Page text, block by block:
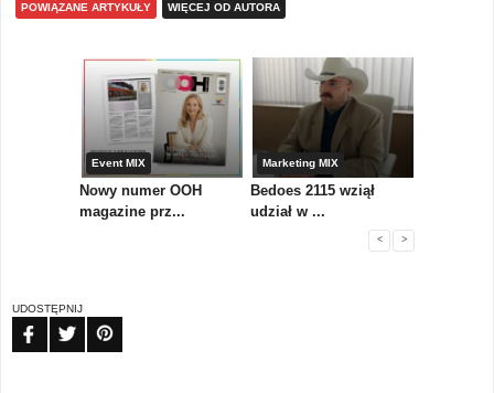
POWIĄZANE ARTYKUŁY WIĘCEJ OD AUTORA
Event MIX
Nowy numer OOH
magazine prz...
Marketing MIX
Bedoes 2115 wziął
udział w ...
< >
UDOSTĘPNIJ